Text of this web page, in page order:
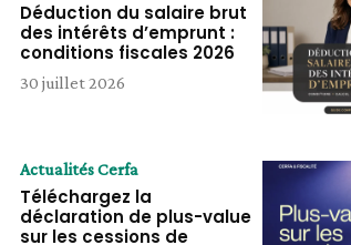
Déduction du salaire brut
des intérêts d’emprunt :
conditions fiscales 2026
30 juillet 2026
Actualités Cerfa
Téléchargez la
déclaration de plus-value
sur les cessions de